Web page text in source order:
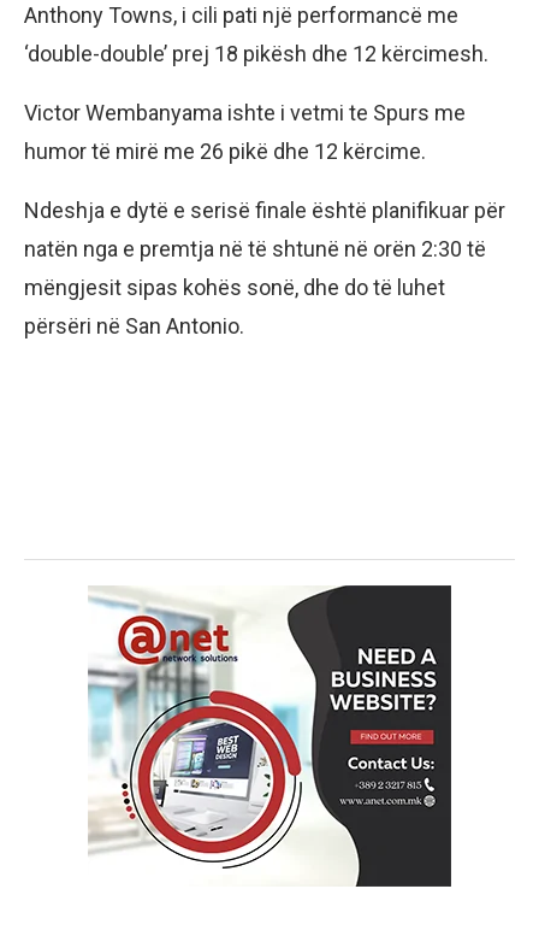
Anthony Towns, i cili pati një performancë me
‘double-double’ prej 18 pikësh dhe 12 kërcimesh.
Victor Wembanyama ishte i vetmi te Spurs me
humor të mirë me 26 pikë dhe 12 kërcime.
Ndeshja e dytë e serisë finale është planifikuar për
natën nga e premtja në të shtunë në orën 2:30 të
mëngjesit sipas kohës sonë, dhe do të luhet
përsëri në San Antonio.